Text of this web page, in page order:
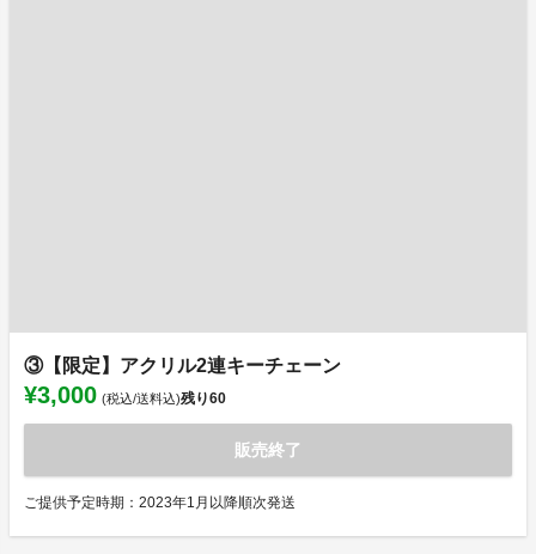
③【限定】アクリル2連キーチェーン
¥3,000 (税込/送料込)残り60
販売終了
ご提供予定時期：2023年1月以降順次発送